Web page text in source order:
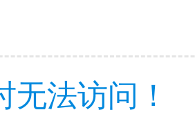
法访问！